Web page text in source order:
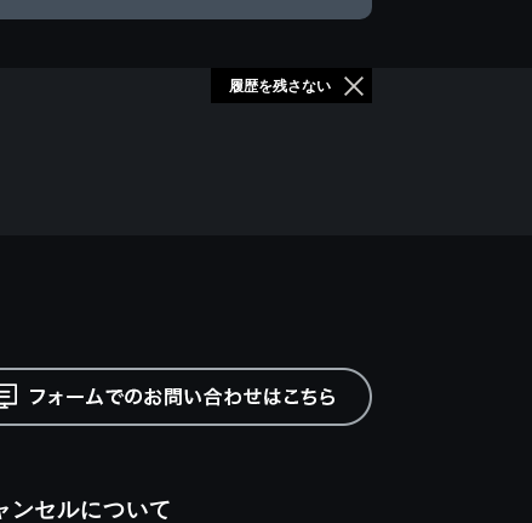
履歴を残さない
ンセルについて